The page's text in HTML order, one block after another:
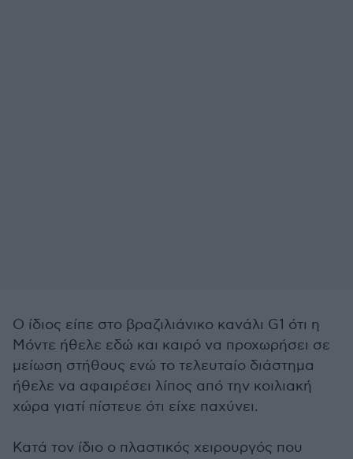
Ο ίδιος είπε στο βραζιλιάνικο κανάλι G1 ότι η
Μόντε ήθελε εδώ και καιρό να προχωρήσει σε
μείωση στήθους ενώ το τελευταίο διάστημα
ήθελε να αφαιρέσει λίπος από την κοιλιακή
χώρα γιατί πίστευε ότι είχε παχύνει.
Κατά τον ίδιο ο πλαστικός χειρουργός που